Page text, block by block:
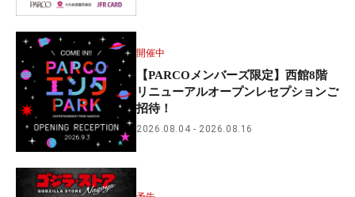
開催中
【PARCOメンバーズ限定】西館8階
リニューアルオープンレセプションご
招待！
2026.08.04 2026.08.16